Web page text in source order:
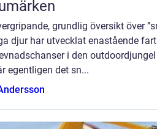
grundlig översikt över
djur har utvecklat enastående
i den
egentligen det sn...